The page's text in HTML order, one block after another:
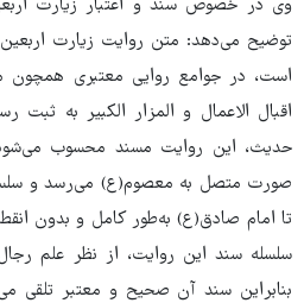
وی در خصوص سند و اعتبار زیارت
توضیح می‌دهد: متن روایت زیارت
است، در جوامع روایی معتبری همچون
اقبال الاعمال و المزار الکبیر به
حدیث، این روایت مسند محسوب
صورت متصل به معصوم(ع) می‌رسد و
تا امام صادق(ع) به‌طور کامل و بدون
سلسله سند این روایت، از نظر علم
بنابراین سند آن صحیح و معتبر تلقی